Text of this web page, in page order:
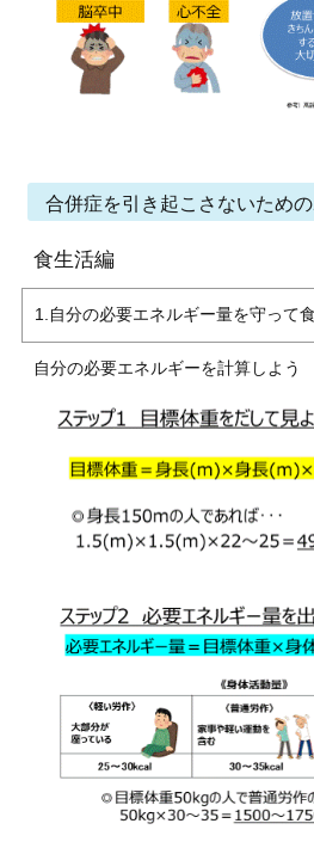
合併症を引き起こさないため
食生活編
1.自分の必要エネルギー量を守って
自分の必要エネルギーを計算しよう